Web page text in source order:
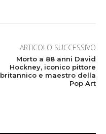
ARTICOLO SUCCESSIVO
Morto a 88 anni David
Hockney, iconico pittore
britannico e maestro della
Pop Art